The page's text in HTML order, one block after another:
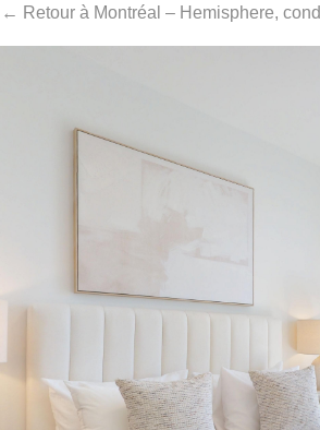
← Retour à Montréal – Hemisphere,